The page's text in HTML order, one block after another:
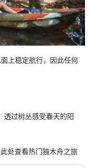
上稳定航行，因此任何
透过树丛感受春天的阳
处查看热门独木舟之旅